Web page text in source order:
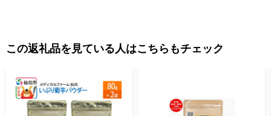
この返礼品を見ている人はこちらもチェック